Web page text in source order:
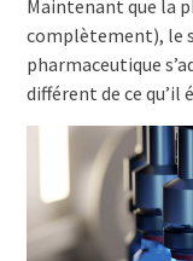
Maintenant que la
complètement), le
pharmaceutique
différent de ce qu’il